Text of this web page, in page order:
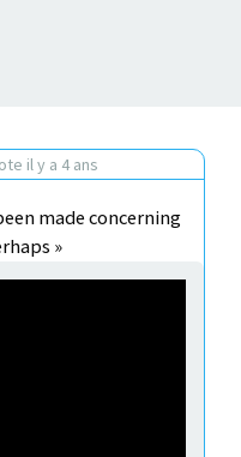
il y a 4 ans
made concerning
»